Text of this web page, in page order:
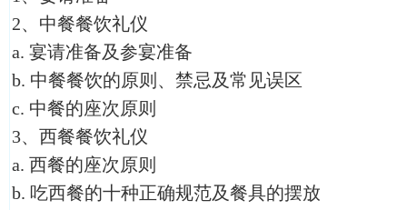
2、中餐餐饮礼仪
a. 宴请准备及参宴准备
b. 中餐餐饮的原则、禁忌及常见误区
c. 中餐的座次原则
3、西餐餐饮礼仪
a. 西餐的座次原则
b. 吃西餐的十种正确规范及餐具的摆放